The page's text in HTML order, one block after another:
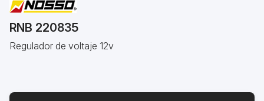
RNB 220835
Regulador de voltaje 12v